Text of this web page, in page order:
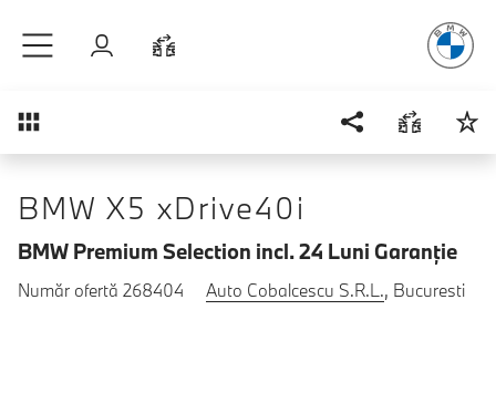
Autentificare
Prezentare generală
BMW X5 xDrive40i
BMW Premium Selection incl. 24 Luni Garanţie
Număr ofertă 268404 Auto Cobalcescu S.R.L., Bucuresti